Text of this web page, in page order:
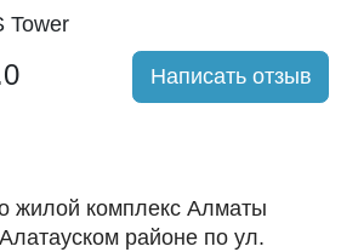
Tower
Написать отзыв
жилой комплекс Алматы
районе по ул.